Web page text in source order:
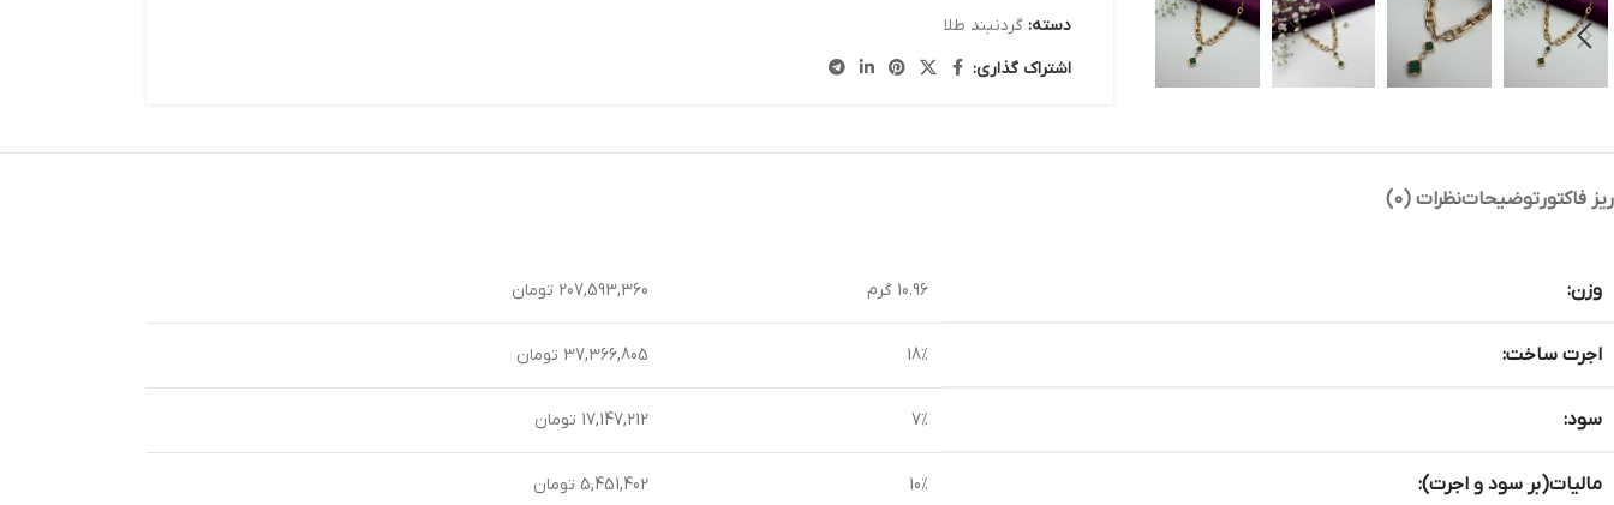
دسته: گردنبند طلا
اشتراک گذاری:
ریز فاکتورتوضیحاتنظرات (0)
وزن: 10.96 گرم 207,593,360 تومان
اجرت ساخت: 18% 37,366,805 تومان
سود: 7% 17,147,212 تومان
مالیات(بر سود و اجرت): 10% 5,451,402 تومان